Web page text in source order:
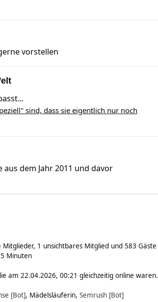
vorstellen
sind, dass sie eigentlich nur noch
dem Jahr 2011 und davor
1 unsichtbares Mitglied und 583 Gäste
Minuten
am 22.04.2026, 00:21 gleichzeitig online waren.
[Bot], Mädelsläuferin, Semrush [Bot]